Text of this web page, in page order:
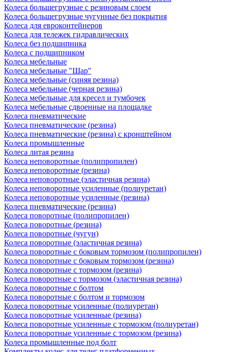
Колеса большегрузные с резиновым слоем
Колеса большегрузные чугунные без покрытия
Колеса для евроконтейнеров
Колеса для тележек гидравлических
Колеса без подшипника
Колеса с подшипником
Колеса мебельные
Колеса мебельные "Шар"
Колеса мебельные (синяя резина)
Колеса мебельные (черная резина)
Колеса мебельные для кресел и тумбочек
Колеса мебельные сдвоенные на площадке
Колеса пневматические
Колеса пневматические (резина)
Колеса пневматические (резина) с кронштейном
Колеса промышленные
Колеса литая резина
Колеса неповоротные (полипропилен)
Колеса неповоротные (резина)
Колеса неповоротные (эластичная резина)
Колеса неповоротные усиленные (полиуретан)
Колеса неповоротные усиленные (резина)
Колеса пневматические (резина)
Колеса поворотные (полипропилен)
Колеса поворотные (резина)
Колеса поворотные (чугун)
Колеса поворотные (эластичная резина)
Колеса поворотные c боковым тормозом (полипропилен)
Колеса поворотные c боковым тормозом (резина)
Колеса поворотные c тормозом (резина)
Колеса поворотные c тормозом (эластичная резина)
Колеса поворотные с болтом
Колеса поворотные с болтом и тормозом
Колеса поворотные усиленные (полиуретан)
Колеса поворотные усиленные (резина)
Колеса поворотные усиленные с тормозом (полиуретан)
Колеса поворотные усиленные с тормозом (резина)
Колеса промышленные под болт